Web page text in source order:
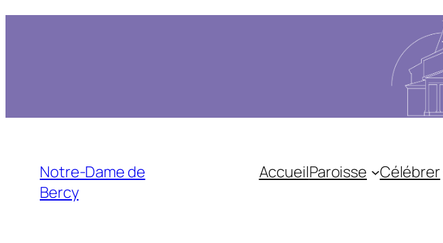
Notre-Dame de
Bercy
AccueilParoisse Célébrer